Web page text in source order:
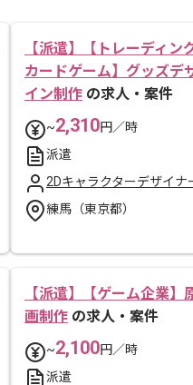
【派遣】【トレーディン
カードゲーム】グッズデ
イン制作 の求人・案件
~2,310円／時
派遣
2Dキャラクターデザイナ
練馬（東京都）
【派遣】【ゲーム企業】
画制作 の求人・案件
~2,100円／時
派遣